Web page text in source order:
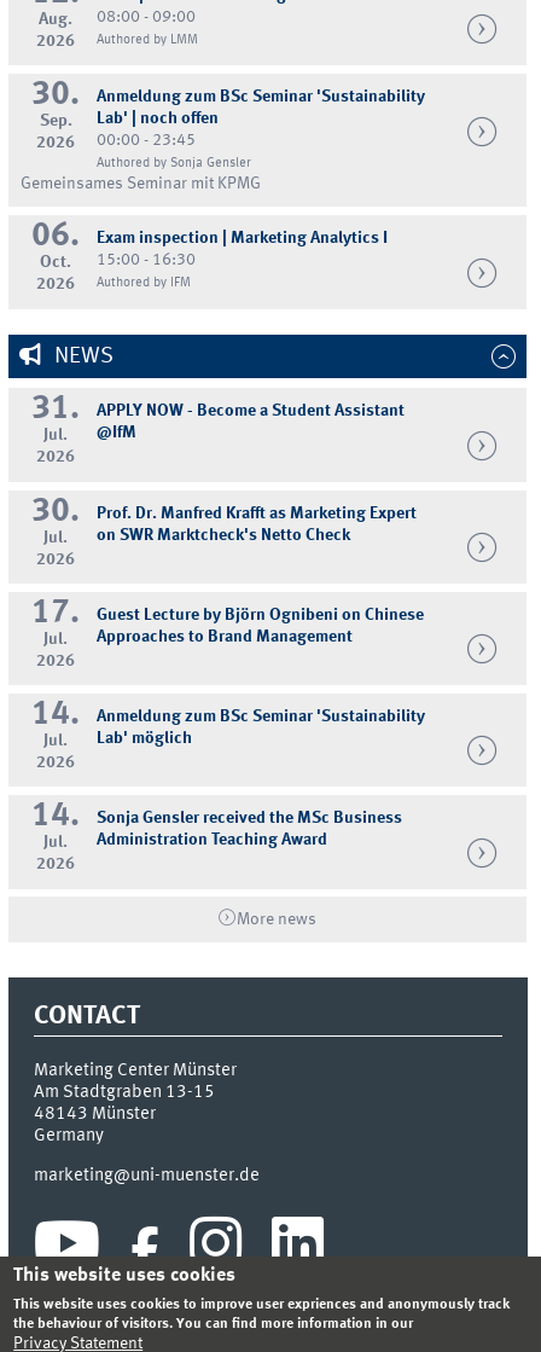
Aug.
2026
08:00 - 09:00
Authored by LMM
30.
Sep.
2026
Anmeldung zum BSc Seminar 'Sustainability
Lab' | noch offen
00:00 - 23:45
Authored by Sonja Gensler
Gemeinsames Seminar mit KPMG
06.
Oct.
2026
Exam inspection | Marketing Analytics I
15:00 - 16:30
Authored by IFM
NEWS
31.
Jul.
2026
APPLY NOW - Become a Student Assistant
@IfM
30.
Jul.
2026
Prof. Dr. Manfred Krafft as Marketing Expert
on SWR Marktcheck's Netto Check
17.
Jul.
2026
Guest Lecture by Björn Ognibeni on Chinese
Approaches to Brand Management
14.
Jul.
2026
Anmeldung zum BSc Seminar 'Sustainability
Lab' möglich
14.
Jul.
2026
Sonja Gensler received the MSc Business
Administration Teaching Award
More news
CONTACT
Marketing Center Münster
Am Stadtgraben 13-15
48143 Münster
Germany
marketing@uni-muenster.de
This website uses cookies
This website uses cookies to improve user expriences and anonymously track
the behaviour of visitors. You can find more information in our
Privacy Statement